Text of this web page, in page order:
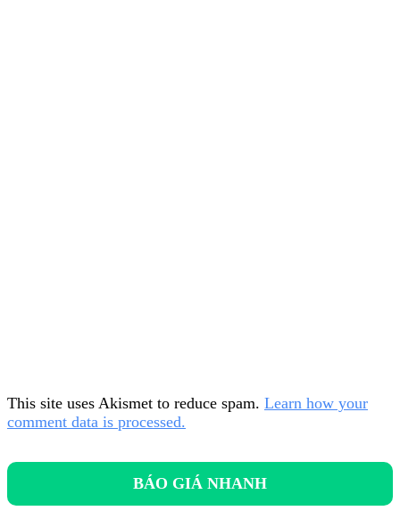
This site uses Akismet to reduce spam. Learn how your
comment data is processed.
BÁO GIÁ NHANH